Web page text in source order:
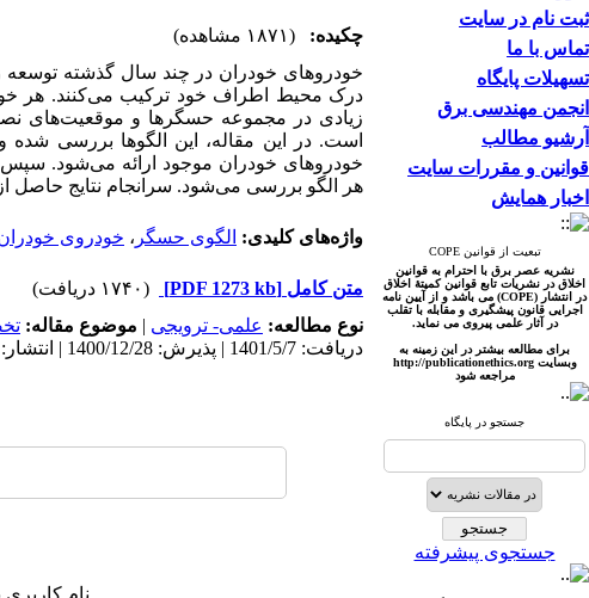
ثبت نام در سایت
تماس با ما
تسهیلات پایگاه
انجمن مهندسی برق
آرشیو مطالب
قوانین و مقررات سایت
اخبار همایش
تبعیت از قوانین COPE
نشریه عصر برق با احترام به قوانین
اخلاق در نشریات تابع قوانین کمیتۀ اخلاق
در انتشار (COPE) می باشد و از آیین نامه
اجرایی قانون پیشگیری و مقابله با تقلب
در آثار علمی پیروی می نماید.
برای مطالعه بیشتر در این زمینه به
وبسایت http://publicationethics.org
مراجعه شود
جستجو در پایگاه
جستجوی پیشرفته
چکیده:
(۱۸۷۱ مشاهده)
خودروهای خودران در چند سال گذشته توسعه
درک محیط اطراف خود ترکیب می‌کنند. هر
زیادی در مجموعه حسگرها و موقعیت‌های
است. در این مقاله، این الگوها بررسی شده
خودروهای خودران موجود ارائه می‌شود.
هر الگو بررسی می‌شود. سرانجام نتایج حاصل
واژه‌های کلیدی: الگوی حسگر ، خودروی
متن کامل [PDF 1273 kb]
(۱۷۴۰ دریافت)
نوع مطالعه: علمی- ترویجی | موضوع مقاله:
دریافت: 1401/5/7 | پذیرش: 1400/12/28 | انتشار: 1400/12/28
نام